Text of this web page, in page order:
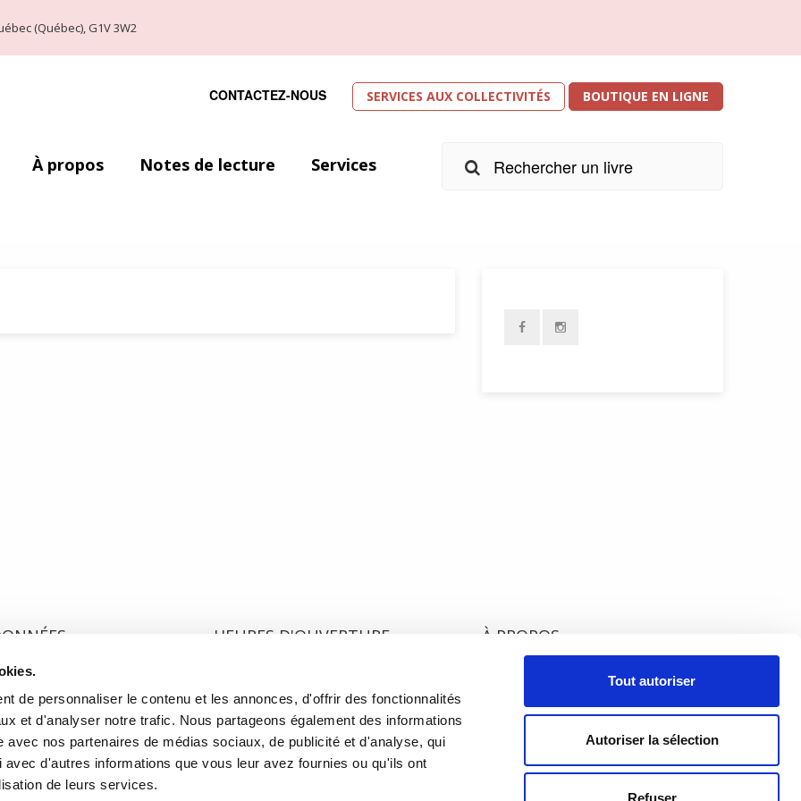
de personnaliser le contenu et les annonces, d'offrir des fonctionnalités
et d'analyser notre trafic. Nous partageons également des informations
avec nos partenaires de médias sociaux, de publicité et d'analyse, qui
d'autres informations que vous leur avez fournies ou qu'ils ont
de leurs services.
Tout autoriser
Autoriser la sélection
Refuser
(Québec), G1V 3W2
CONTACTEZ-NOUS SERVICES AUX COLLECTIVITÉS BOUTIQUE EN LIGNE
À propos Notes de lecture Services
de l'Église, Québec, QC
l’itinéraire
3640
HEURES D'OUVERTURE
Jeudi et vendredi:9h00 à 21h00
Samedi:9h00 à 17h00
Dimanche :10h00 à 17h00
Fermé les jours fériés
À PROPOS
HISTORIQUE